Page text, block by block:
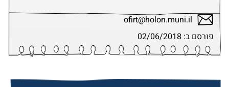
ofirt@holon.muni.il
פורסם ב: 02/06/2018